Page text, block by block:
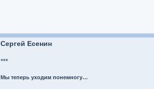
Сергей Есенин
***
Мы теперь уходим понемногу…